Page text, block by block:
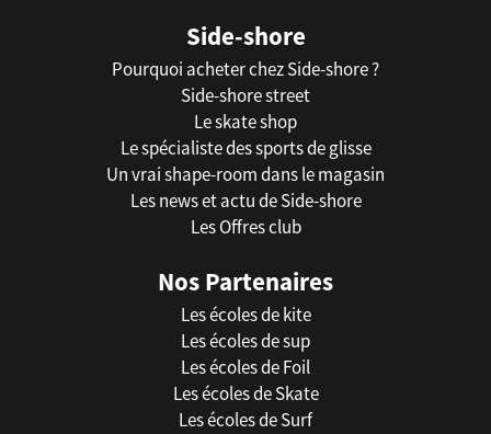
Side-shore
Pourquoi acheter chez Side-shore ?
Side-shore street
Le skate shop
Le spécialiste des sports de glisse
Un vrai shape-room dans le magasin
Les news et actu de Side-shore
Les Offres club
Nos Partenaires
Les écoles de kite
Les écoles de sup
Les écoles de Foil
Les écoles de Skate
Les écoles de Surf